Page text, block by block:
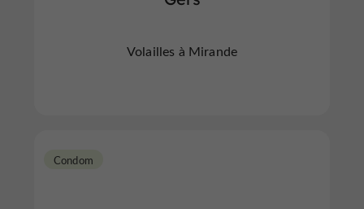
Volailles à Mirande
Condom